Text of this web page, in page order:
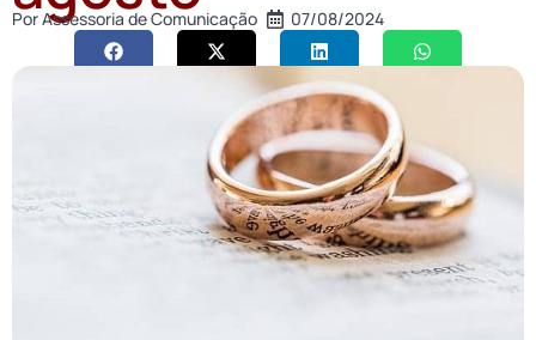
PorAssessoria de Comunicação 07/08/2024